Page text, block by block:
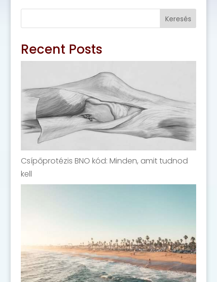
Keresés
Recent Posts
Csípőprotézis BNO kód: Minden, amit tudnod
kell